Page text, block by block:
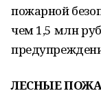
пожарной
чем 1,5 млн
ЛЕСНЫЕ